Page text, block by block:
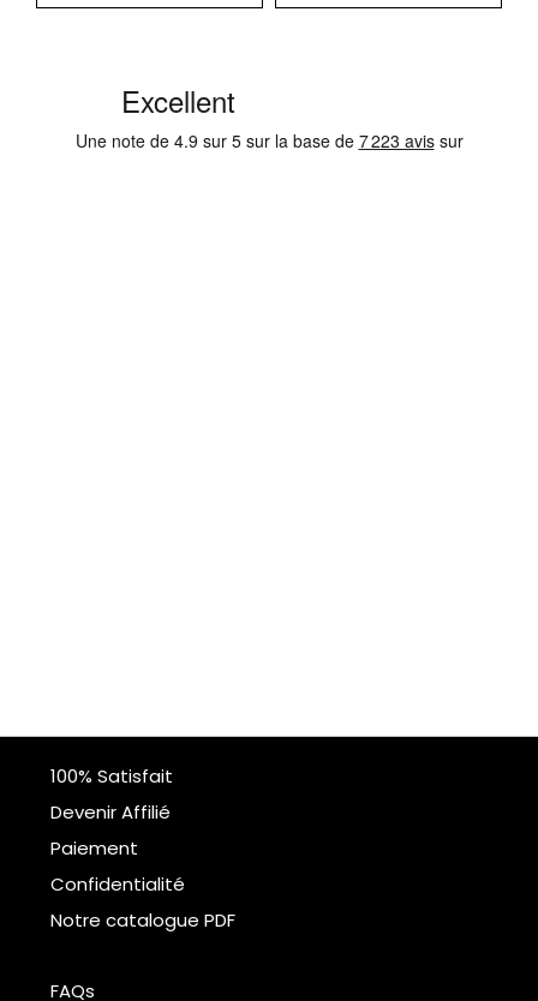
100% Satisfait
Devenir Affilié
Paiement
Confidentialité
Notre catalogue PDF
FAQs